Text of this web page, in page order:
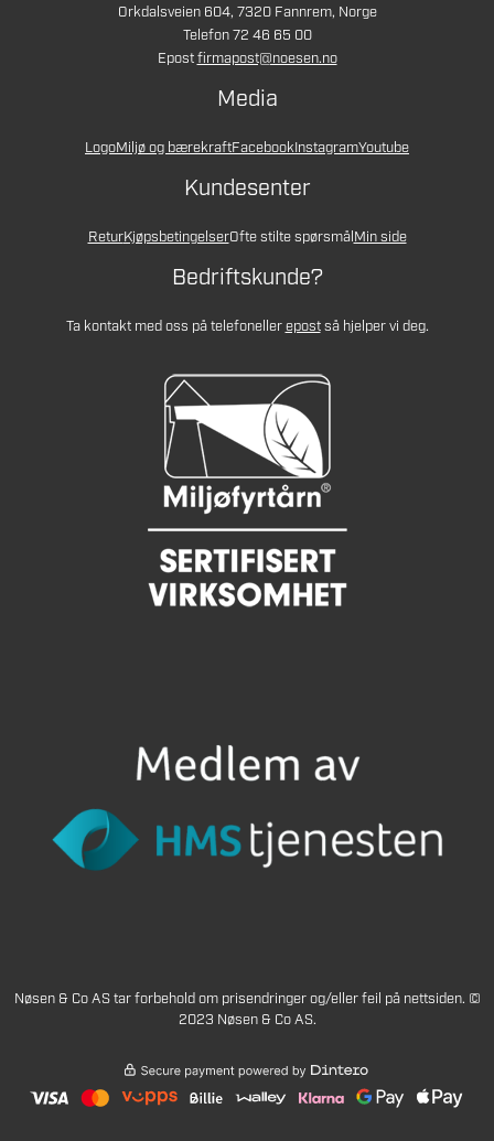
Orkdalsveien 604, 7320 Fannrem, Norge
Telefon 72 46 65 00
Epostfirmapost@noesen.no
Media
LogoMiljø og bærekraftFacebookInstagramYoutube
Kundesenter
ReturKjøpsbetingelserOfte stilte spørsmålMin side
Bedriftskunde?
Ta kontakt med oss på telefonellerepostså hjelper vi deg.
Nøsen & Co AS tar forbehold om prisendringer og/eller feil på nettsiden. ©
2023 Nøsen & Co AS.